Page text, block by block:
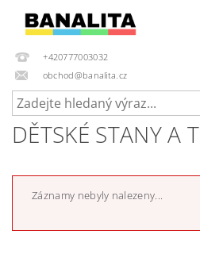
+420777003032
obchod@banalita.cz
DĚTSKÉ STANY A
Záznamy nebyly nalezeny...